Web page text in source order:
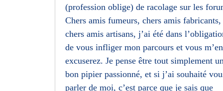
(profession oblige) de racolage sur les
Chers amis fumeurs, chers amis fabricants,
chers amis artisans, j’ai été dans
de vous infliger mon parcours et vous m’en
excuserez. Je pense être tout simplement
bon pipier passionné, et si j’ai souhaité
parler de moi, c’est parce que je sais que